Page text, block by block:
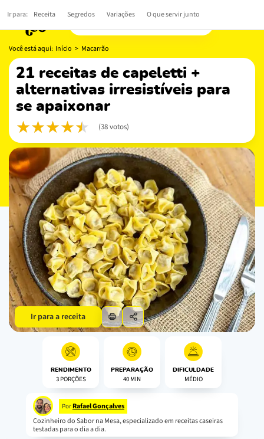
Você está aqui: Início > Macarrão
21 receitas de capeletti +
alternativas irresistíveis para
se apaixonar
(38 votos)
Ir para a receita
RENDIMENTO
3 PORÇÕES
PREPARAÇÃO
40 MIN
DIFICULDADE
MÉDIO
Por Rafael Gonçalves
Cozinheiro do Sabor na Mesa, especializado em receitas caseiras
testadas para o dia a dia.
Ir para: Receita Segredos Variações O que servir junto